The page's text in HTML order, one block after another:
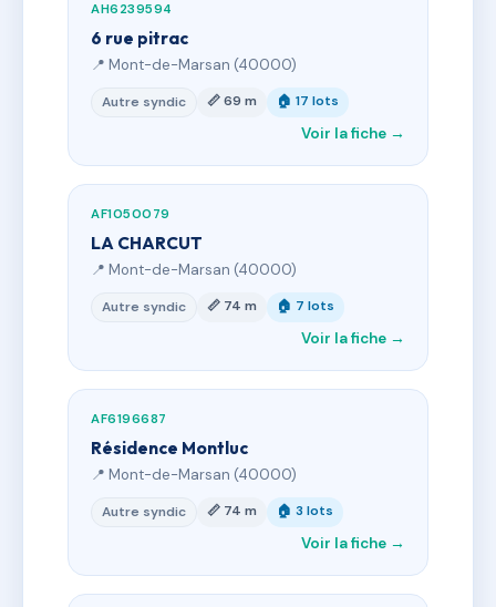
AH6239594
6 rue pitrac
📍 Mont-de-Marsan (40000)
Autre syndic 📏 69 m 🏠 17 lots
Voir la fiche →
AF1050079
LA CHARCUT
📍 Mont-de-Marsan (40000)
Autre syndic 📏 74 m 🏠 7 lots
Voir la fiche →
AF6196687
Résidence Montluc
📍 Mont-de-Marsan (40000)
Autre syndic 📏 74 m 🏠 3 lots
Voir la fiche →